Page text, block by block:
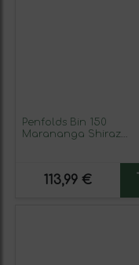
Penfolds Bin 150
Marananga Shiraz
113,99 €